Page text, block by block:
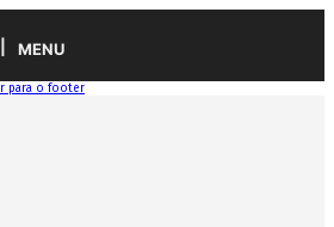
MENU
Ir para o footer